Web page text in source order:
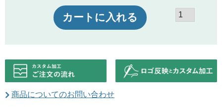
カートに入れる
商品についてのお問い合わせ